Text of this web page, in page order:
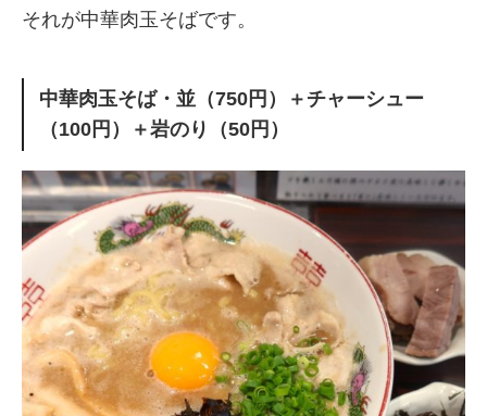
それが中華肉玉そばです。
中華肉玉そば・並（750円）＋チャーシュー
（100円）＋岩のり（50円）